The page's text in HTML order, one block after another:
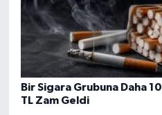
Bir Sigara Grubuna Daha 10
TL Zam Geldi